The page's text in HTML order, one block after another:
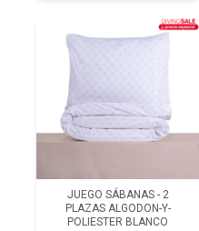
JUEGO SÁBANAS - 2
PLAZAS ALGODON-Y-
POLIESTER BLANCO